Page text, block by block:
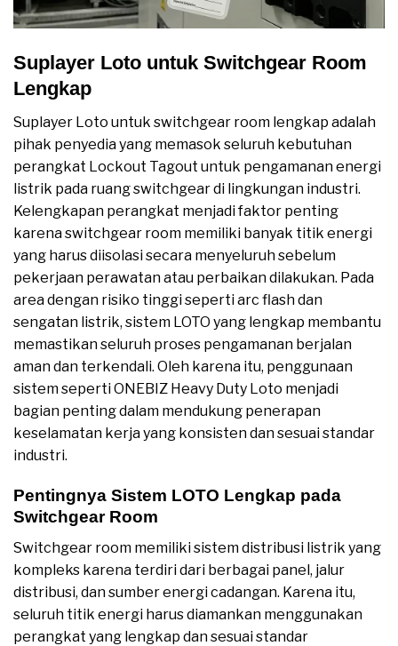
Suplayer Loto untuk Switchgear Room
Lengkap
Suplayer Loto untuk switchgear room lengkap adalah
pihak penyedia yang memasok seluruh kebutuhan
perangkat Lockout Tagout untuk pengamanan energi
listrik pada ruang switchgear di lingkungan industri.
Kelengkapan perangkat menjadi faktor penting
karena switchgear room memiliki banyak titik energi
yang harus diisolasi secara menyeluruh sebelum
pekerjaan perawatan atau perbaikan dilakukan. Pada
area dengan risiko tinggi seperti arc flash dan
sengatan listrik, sistem LOTO yang lengkap membantu
memastikan seluruh proses pengamanan berjalan
aman dan terkendali. Oleh karena itu, penggunaan
sistem seperti ONEBIZ Heavy Duty Loto menjadi
bagian penting dalam mendukung penerapan
keselamatan kerja yang konsisten dan sesuai standar
industri.
Pentingnya Sistem LOTO Lengkap pada
Switchgear Room
Switchgear room memiliki sistem distribusi listrik yang
kompleks karena terdiri dari berbagai panel, jalur
distribusi, dan sumber energi cadangan. Karena itu,
seluruh titik energi harus diamankan menggunakan
perangkat yang lengkap dan sesuai standar